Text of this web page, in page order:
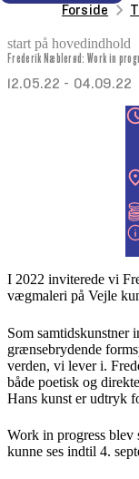
Forside
start på hovedindhold
Frederik Næblerød: Work in
12.05.22 - 04.09.22
senest opdateret 18.
I 2022 inviterede vi
vægmaleri på Vejle
Som samtidskunstner
grænsebrydende
verden, vi lever i.
både poetisk og
Hans kunst er udtryk
Work in progress
kunne ses indtil 4.